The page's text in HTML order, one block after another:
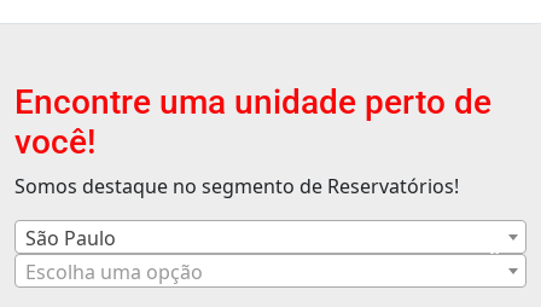
Encontre uma unidade perto de
você!
Somos destaque no segmento de Reservatórios!
×
São Paulo
Escolha uma opção